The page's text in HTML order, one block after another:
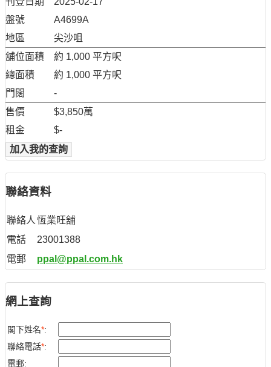
盤號
A4699A
地區
尖沙咀
舖位面積
約 1,000 平方呎
總面積
約 1,000 平方呎
門闊
-
售價
$3,850萬
租金
$-
加入我的查詢
聯絡資料
聯絡人 恆業旺舖
電話
23001388
電郵
ppal@ppal.com.hk
網上查詢
閣下姓名*:
聯絡電話*:
電郵: